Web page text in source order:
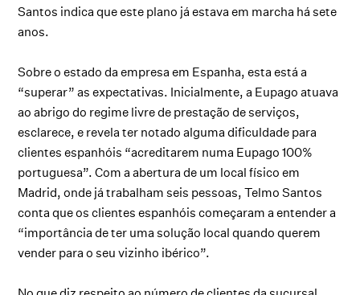
Santos indica que este plano já estava em marcha há sete
anos.
Sobre o estado da empresa em Espanha, esta está a
“superar” as expectativas. Inicialmente, a Eupago atuava
ao abrigo do regime livre de prestação de serviços,
esclarece, e revela ter notado alguma dificuldade para
clientes espanhóis “acreditarem numa Eupago 100%
portuguesa”. Com a abertura de um local físico em
Madrid, onde já trabalham seis pessoas, Telmo Santos
conta que os clientes espanhóis começaram a entender a
“importância de ter uma solução local quando querem
vender para o seu vizinho ibérico”.